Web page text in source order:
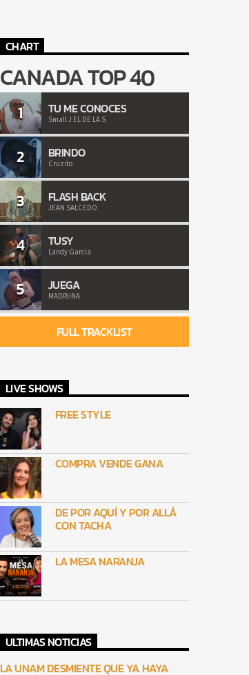
CHART
CANADA TOP 40
1 TU ME CONOCES
Small J EL DE LA S
2 BRINDO
Cruzito
3 FLASH BACK
JEAN SALCEDO
4 TUSY
Landy Garcia
5 JUEGA
MADRiiNA
FULL TRACKLIST
LIVE SHOWS
FREE STYLE
COMPRA VENDE GANA
DE POR AQUÍ Y POR ALLÁ
CON TACHA
LA MESA NARANJA
ULTIMAS NOTICIAS
LA UNAM DESMIENTE QUE YA HAYA